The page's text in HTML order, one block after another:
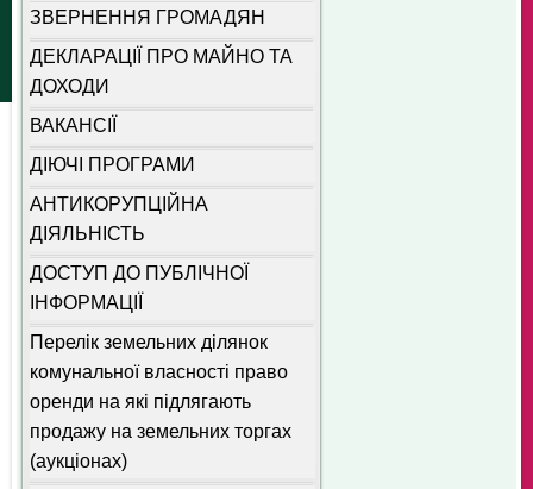
ЗВЕРНЕННЯ ГРОМАДЯН
ДЕКЛАРАЦІЇ ПРО МАЙНО ТА
ДОХОДИ
ВАКАНСІЇ
ДІЮЧІ ПРОГРАМИ
АНТИКОРУПЦІЙНА
ДІЯЛЬНІСТЬ
ДОСТУП ДО ПУБЛІЧНОЇ
ІНФОРМАЦІЇ
Перелік земельних ділянок
комунальної власності право
оренди на які підлягають
продажу на земельних торгах
(аукціонах)